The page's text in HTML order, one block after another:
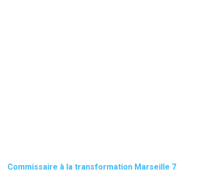
Commissaire à la transformation Marseille 7